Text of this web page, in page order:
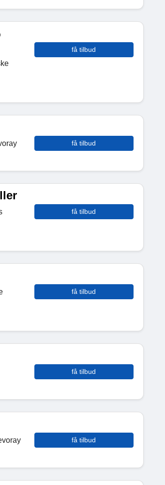
få tilbud
få tilbud
få tilbud
få tilbud
få tilbud
få tilbud